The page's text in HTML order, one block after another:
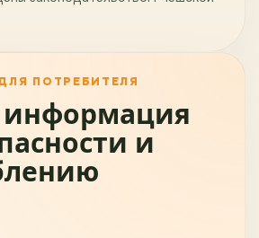
ПОТРЕБИТЕЛЯ
и